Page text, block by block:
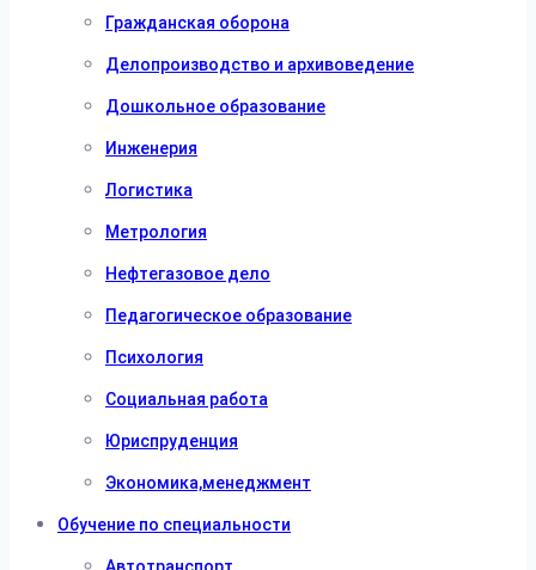
Гражданская оборона
Делопроизводство и архивоведение
Дошкольное образование
Инженерия
Логистика
Метрология
Нефтегазовое дело
Педагогическое образование
Психология
Социальная работа
Юриспруденция
Экономика,менеджмент
Обучение по специальности